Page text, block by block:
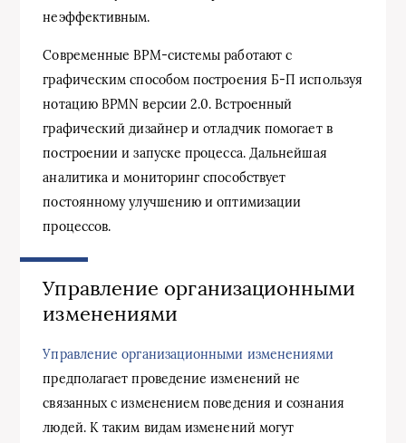
неэффективным.
Современные BPM-системы работают с
графическим способом построения Б-П используя
нотацию BPMN версии 2.0. Встроенный
графический дизайнер и отладчик помогает в
построении и запуске процесса. Дальнейшая
аналитика и мониторинг способствует
постоянному улучшению и оптимизации
процессов.
Управление организационными
изменениями
Управление организационными изменениями
предполагает проведение изменений не
связанных с изменением поведения и сознания
людей. К таким видам изменений могут